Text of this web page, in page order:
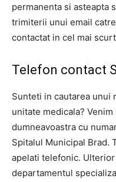
permanenta si asteapta
trimiterii unui email
contactat in cel mai
Telefon contact
Sunteti in cautarea unui
unitate medicala?
dumneavoastra cu
Spitalul Municipal Brad.
apelati telefonic.
departamentul